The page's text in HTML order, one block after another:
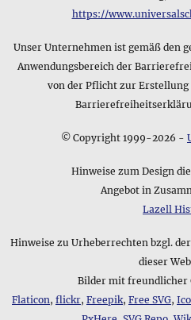
https://
Unser Unternehmen ist gemäß den
Anwendungsbereich der
von der Pflicht zur
© Copyright 1999-2026 -
Hinweise zum Design
Angebot in
Lazell
Hinweise zu Urheberrechten bzgl.
dieser
Bilder mit freundlicher
Flaticon, flickr, Freepik, Free SVG,